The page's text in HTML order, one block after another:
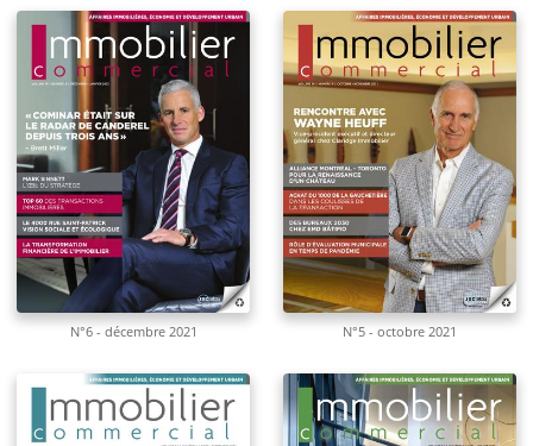
N°6 - décembre 2021 N°5 - octobre 2021